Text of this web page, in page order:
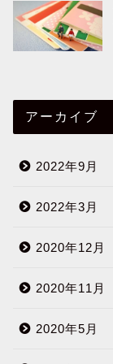
アーカイブ
2022年9月
2022年3月
2020年12月
2020年11月
2020年5月